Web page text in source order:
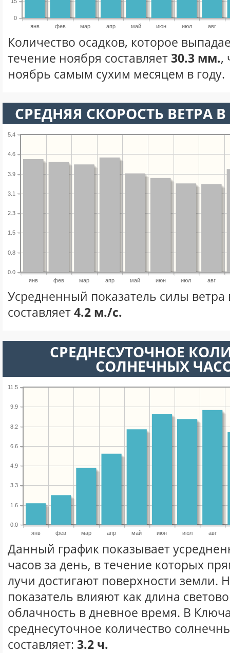
янв фев мар апр май июн июл авг
0
Количество осадков, которое
течение ноября составляет30.3 мм.,
ноябрь самым сухим месяцем в году.
СРЕДНЯЯ СКОРОСТЬ ВЕТРА
янв фев мар апр май июн июл авг
0.0
0.8
1.5
2.3
3.1
3.9
4.6
5.4
Усредненный показатель силы ветра
составляет4.2 м./с.
СРЕДНЕСУТОЧНОЕ
СОЛНЕЧНЫХ
янв фев мар апр май июн июл авг
0.0
1.6
3.3
4.9
6.6
8.2
9.9
11.5
Данный график показывает
часов за день, в течение которых
лучи достигают поверхности земли.
показатель влияют как длина
облачность в дневное время. В
среднесуточное количество
составляет: 3.2 ч.